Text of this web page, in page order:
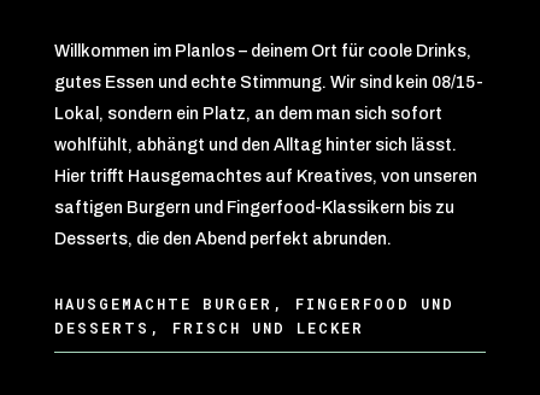
Willkommen im Planlos – deinem Ort für coole Drinks,
gutes Essen und echte Stimmung. Wir sind kein 08/15-
Lokal, sondern ein Platz, an dem man sich sofort
wohlfühlt, abhängt und den Alltag hinter sich lässt.
Hier trifft Hausgemachtes auf Kreatives, von unseren
saftigen Burgern und Fingerfood-Klassikern bis zu
Desserts, die den Abend perfekt abrunden.
HAUSGEMACHTE BURGER, FINGERFOOD UND
DESSERTS, FRISCH UND LECKER